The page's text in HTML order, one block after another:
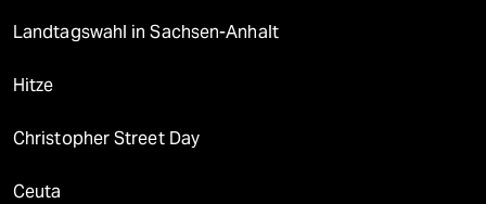
Landtagswahl in Sachsen-Anhalt
Hitze
Christopher Street Day
Ceuta